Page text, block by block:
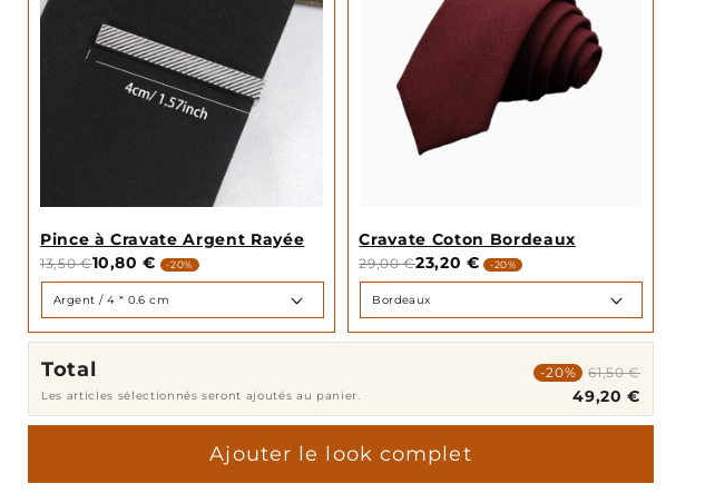
Pince à Cravate Argent Rayée
13,50 €10,80 € -20%
Cravate Coton Bordeaux
29,00 €23,20 € -20%
Total
Les articles sélectionnés seront ajoutés au panier.
-20% 61,50 €
49,20 €
Ajouter le look complet